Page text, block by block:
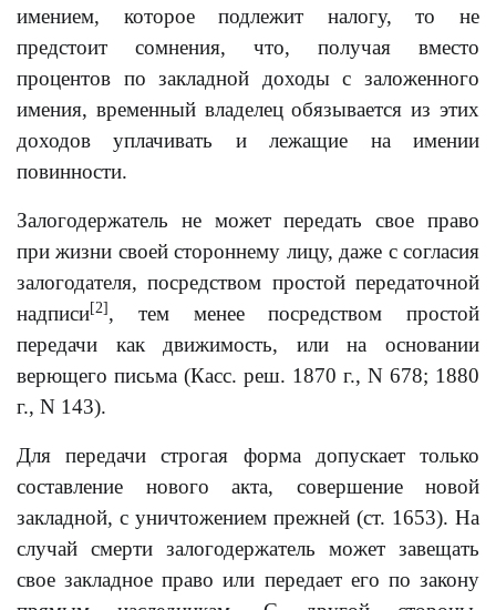
имением, которое подлежит налогу, то не
предстоит сомнения, что, получая вместо
процентов по закладной доходы с заложенного
имения, временный владелец обязывается из этих
доходов уплачивать и лежащие на имении
повинности.
Залогодержатель не может передать свое право
при жизни своей стороннему лицу, даже с согласия
залогодателя, посредством простой передаточной
надписи[2] , тем менее посредством простой
передачи как движимость, или на основании
верющего письма (Касс. реш. 1870 г., N 678; 1880
г., N 143).
Для передачи строгая форма допускает только
составление нового акта, совершение новой
закладной, с уничтожением прежней (ст. 1653). На
случай смерти залогодержатель может завещать
свое закладное право или передает его по закону